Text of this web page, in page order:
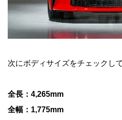
次にボディサイズをチェックし
全長：4,265mm
全幅：1,775mm